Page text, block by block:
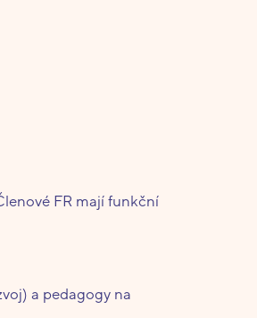
FR mají funkční
a pedagogy na